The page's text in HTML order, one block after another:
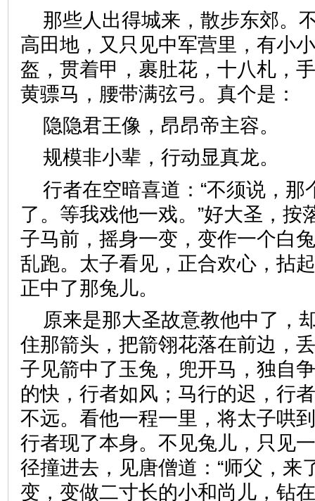
那些人出得城来，散步东郊。
高田地，又只见中军营里，有小
盔，贯着甲，裹肚花，十八札，
黄骠马，腰带满弦弓。真个
隐隐君王像，昂昂帝主容
规模非小辈，行动显真龙
行者在空暗喜道：“不须说，那
了。等我戏他一戏。”好大圣，按
子马前，摇身一变，变作一个白
乱跑。太子看见，正合欢心，拈
正中了那兔儿。
原来是那大圣故意教他中了，
住那箭头，把箭翎花落在前边，
子见箭中了玉兔，兜开马，独自
的快，行者如风；马行的迟，行
不远。看他一程一里，将太子哄
行者现了本身。不见兔儿，只见
径撞进去，见唐僧道：“师父，来
变，变做二寸长的小和尚儿，